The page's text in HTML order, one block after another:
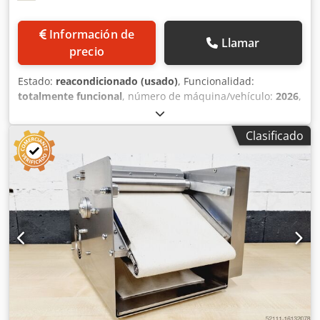
Información de
precio
Llamar
Estado: reacondicionado (usado), Funcionalidad:
totalmente funcional, número de máquina/vehículo: 2026,
6 meses
V, año de la última revisión:2026, Certificado DGUV hasta:
09/2027
, ancho de cinta
transportadora:
320 mm
, tipo de corriente de entrada:
trifásico
, altura total:1 mm, MÁQUINA PARA ELABORAR
HOJALDRES Peso de la masa hasta aproximadamente 250
gramos para todo tipo de barras, como barras de maíz y
barras de panecillo de Brezel máquina universal para
enrollar tecnología sencilla y robusta tolva de alimentación
con barra de seguridad máquina para elaborar hojaldres
con ruedas conexión de 400 V, enchufe CEE de 16 A
máquina usada, reacondicionada y revisada por SAB
Chjdpshfhpvjfx Akiea con garantía y servicio de piezas de
repuesto Opcional: contrato de mantenimiento servicio de
Clasificado